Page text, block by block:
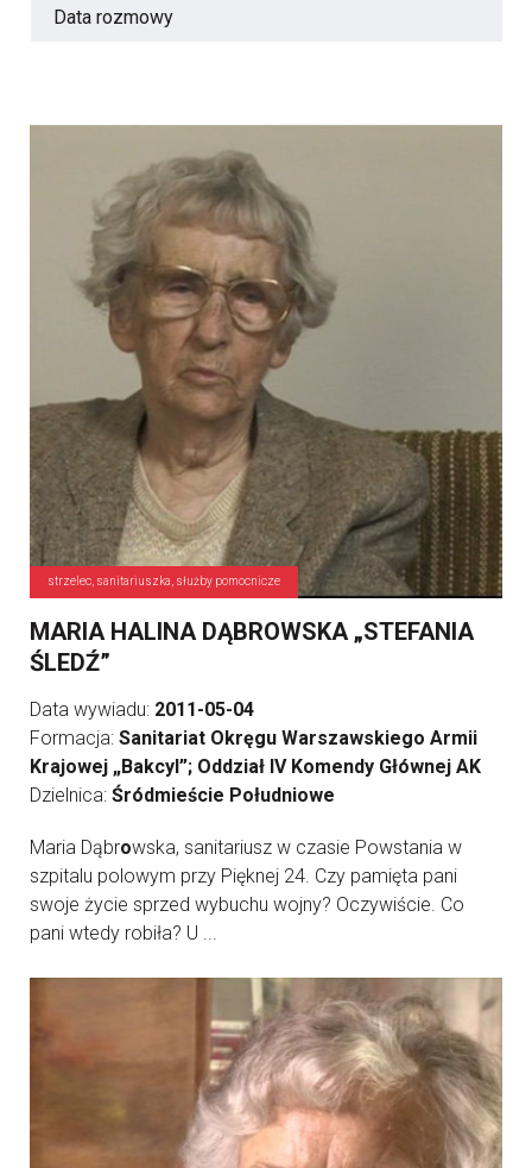
Data rozmowy
strzelec, sanitariuszka, służby pomocnicze
MARIA HALINA DĄBROWSKA „STEFANIA
ŚLEDŹ”
Data wywiadu: 2011-05-04
Formacja: Sanitariat Okręgu Warszawskiego Armii
Krajowej „Bakcyl”; Oddział IV Komendy Głównej AK
Dzielnica: Śródmieście Południowe
Maria Dąbrowska, sanitariusz w czasie Powstania w
szpitalu polowym przy Pięknej 24. Czy pamięta pani
swoje życie sprzed wybuchu wojny? Oczywiście. Co
pani wtedy robiła? U ...